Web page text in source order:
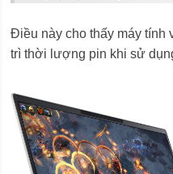
Điều này cho thấy máy tính
trì thời lượng pin khi sử